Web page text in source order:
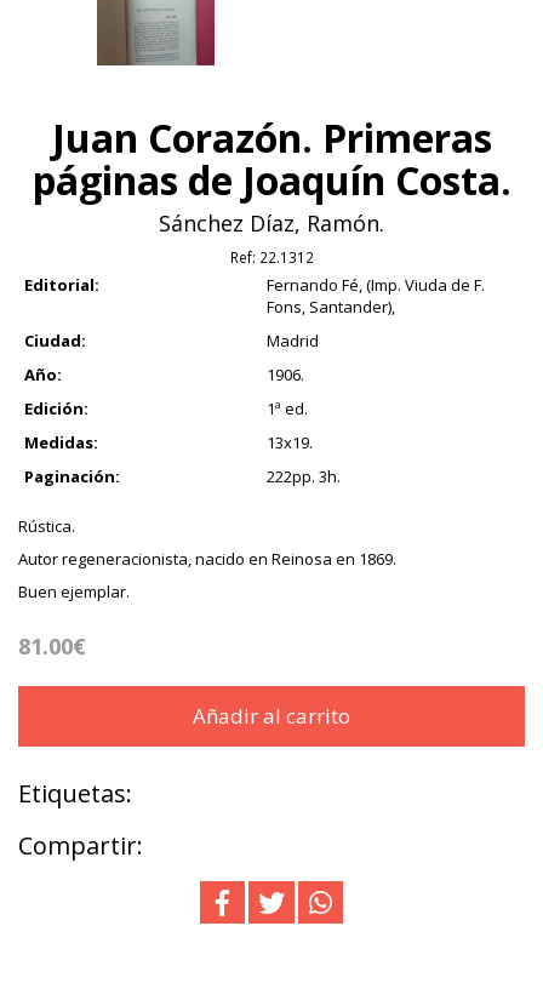
Juan Corazón. Primeras
páginas de Joaquín Costa.
Sánchez Díaz, Ramón.
Ref: 22.1312
Editorial:
Fernando Fé, (Imp. Viuda de F.
Fons, Santander),
Ciudad:
Madrid
Año:
1906.
Edición:
1ª ed.
Medidas:
13x19.
Paginación:
222pp. 3h.
Rústica.
Autor regeneracionista, nacido en Reinosa en 1869.
Buen ejemplar.
81.00€
Añadir al carrito
Etiquetas:
Compartir: